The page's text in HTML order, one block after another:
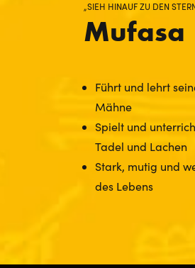
„SIEH HINAUF ZU DEN
Mufasa
Führt und lehrt
Mähne
Spielt und
Tadel und Lachen
Stark, mutig und
des Lebens